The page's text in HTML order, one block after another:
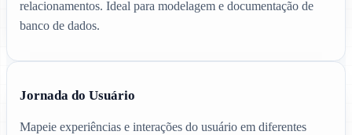
relacionamentos. Ideal para modelagem e documentação de
banco de dados.
Jornada do Usuário
Mapeie experiências e interações do usuário em diferentes